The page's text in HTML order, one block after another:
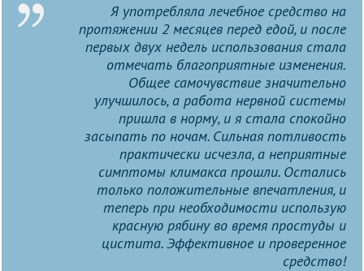
Я употребляла лечебное средство на
протяжении 2 месяцев перед едой, и после
первых двух недель использования стала
отмечать благоприятные изменения.
Общее самочувствие значительно
улучшилось, а работа нервной системы
пришла в норму, и я стала спокойно
засыпать по ночам. Сильная потливость
практически исчезла, а неприятные
симптомы климакса прошли. Остались
только положительные впечатления, и
теперь при необходимости использую
красную рябину во время простуды и
цистита. Эффективное и проверенное
средство!